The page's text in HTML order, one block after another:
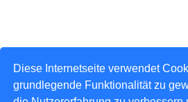
Diese Internetseite verwendet
grundlegende Funktionalität zu